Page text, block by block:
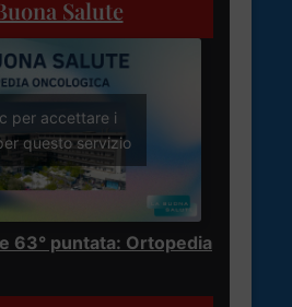
Salute
per accettare i
questo servizio
63° puntata: Ortopedia